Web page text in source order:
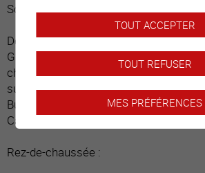
Sous-sol :
Dégagement
Grande pièce / actuellement carnotzet
chaises, divan (24 places et 40 m2 non
surface habitable)
Buanderie ouverte avec lave et sèche-
Cave
Rez-de-chaussée :
TOUT ACCEPTER
TOUT REFUSER
MES PRÉFÉRENCES